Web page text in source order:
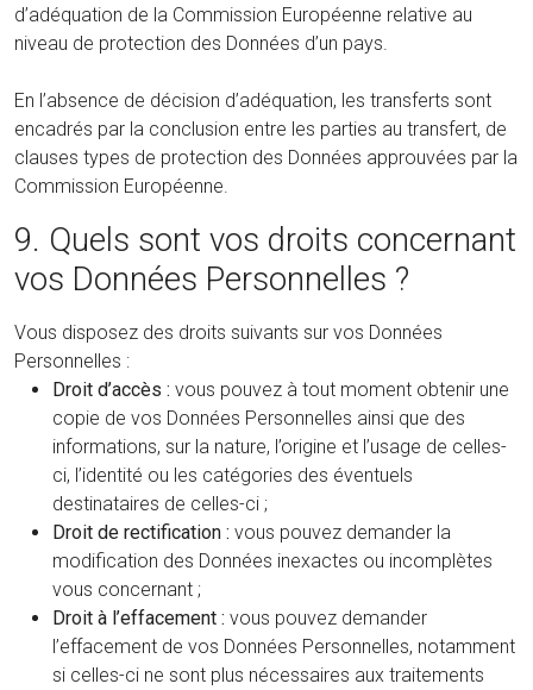
d’adéquation de la Commission Européenne relative au
niveau de protection des Données d’un pays.
En l’absence de décision d’adéquation, les transferts sont
encadrés par la conclusion entre les parties au transfert, de
clauses types de protection des Données approuvées par la
Commission Européenne.
9. Quels sont vos droits concernant
vos Données Personnelles ?
Vous disposez des droits suivants sur vos Données
Personnelles :
Droit d’accès : vous pouvez à tout moment obtenir une
copie de vos Données Personnelles ainsi que des
informations, sur la nature, l’origine et l’usage de celles-
ci, l’identité ou les catégories des éventuels
destinataires de celles-ci ;
Droit de rectification : vous pouvez demander la
modification des Données inexactes ou incomplètes
vous concernant ;
Droit à l’effacement : vous pouvez demander
l’effacement de vos Données Personnelles, notamment
si celles-ci ne sont plus nécessaires aux traitements